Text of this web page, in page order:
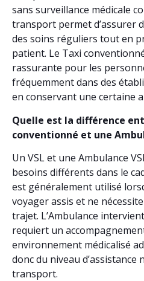
sans surveillance médicale
transport permet d’assurer
des soins réguliers tout en
patient. Le Taxi
rassurante pour les
fréquemment dans des
en conservant une certaine
Quelle est la différence
conventionné et une
Un VSL et une Ambulance
besoins différents dans le
est généralement utilisé
voyager assis et ne
trajet. L’Ambulance
requiert un
environnement médicalisé
donc du niveau d’assistance
transport.